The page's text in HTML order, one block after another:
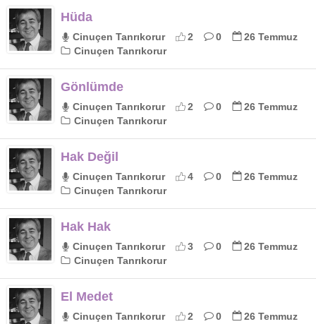
Hüda
Cinuçen Tanrıkorur 2 0
26 Temmuz
Cinuçen Tanrıkorur
Gönlümde
Cinuçen Tanrıkorur 2 0
26 Temmuz
Cinuçen Tanrıkorur
Hak Değil
Cinuçen Tanrıkorur 4 0
26 Temmuz
Cinuçen Tanrıkorur
Hak Hak
Cinuçen Tanrıkorur 3 0
26 Temmuz
Cinuçen Tanrıkorur
El Medet
Cinuçen Tanrıkorur 2 0
26 Temmuz